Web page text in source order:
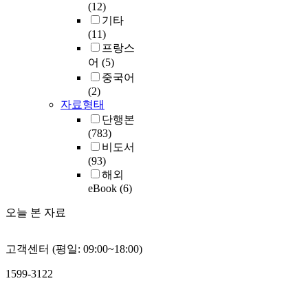
(12)
기타
(11)
프랑스
어 (5)
중국어
(2)
자료형태
단행본
(783)
비도서
(93)
해외
eBook (6)
오늘 본 자료
고객센터 (평일: 09:00~18:00)
1599-3122